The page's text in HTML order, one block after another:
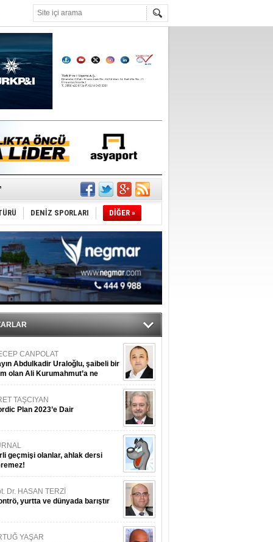
DENİZ SPORLARI DİĞER »
CANPOLAT
Abdulkadir Uraloğlu, şaibeli bir
olan Ali Kurumahmut’a ne
TAŞCIYAN
Plan 2023’e Dair
geçmişi olanlar, ahlak dersi
Dr. HASAN TERZİ
yurtta ve dünyada barıştır
YAŞAR